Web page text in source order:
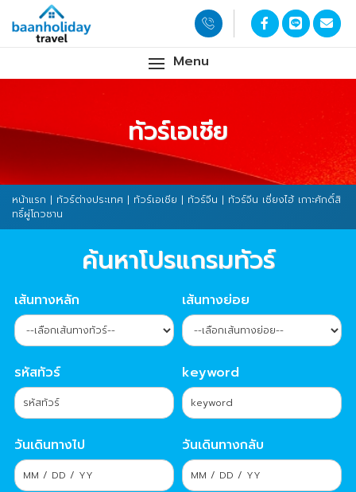
Menu
ทัวร์เอเชีย
หน้าแรก | ทัวร์ต่างประเทศ | ทัวร์เอเชีย | ทัวร์จีน | ทัวร์จีน เซี่ยงไฮ้ เกาะศักดิ์สิ
ทธิ์ผู่โถวซาน
ค้นหาโปรแกรมทัวร์
เส้นทางหลัก เส้นทางย่อย
รหัสทัวร์ keyword
วันเดินทางไป วันเดินทางกลับ